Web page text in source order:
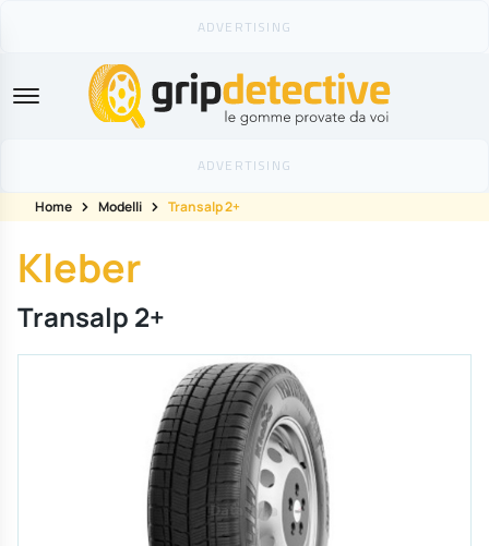
GripDetective
Home Modelli Transalp 2+
Kleber
Transalp 2+